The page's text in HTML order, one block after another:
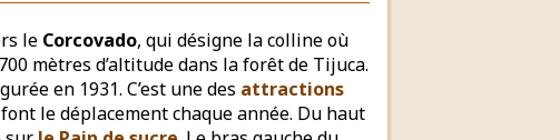
le Corcovado, qui désigne la colline où
mètres d’altitude dans la forêt de Tijuca.
en 1931. C’est une des attractions
le déplacement chaque année. Du haut